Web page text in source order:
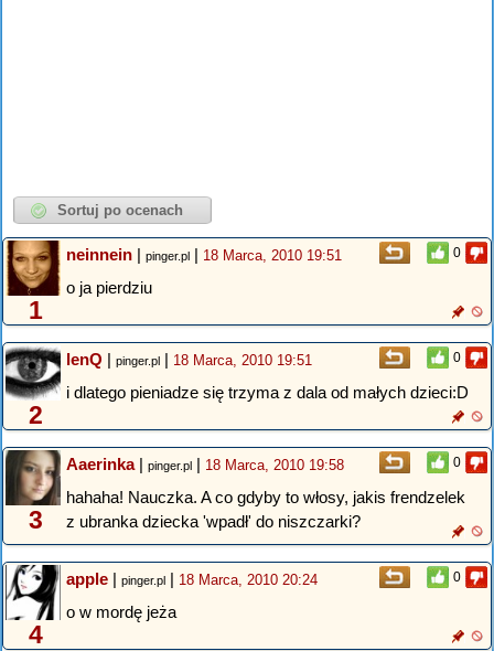
0
1
neinnein | pinger.pl | 18 Marca, 2010 19:51
o ja pierdziu
0
2
lenQ | pinger.pl | 18 Marca, 2010 19:51
i dlatego pieniadze się trzyma z dala od małych dzieci:D
0
3
Aaerinka| pinger.pl | 18 Marca, 2010 19:58
hahaha! Nauczka. A co gdyby to włosy, jakis frendzelek
z ubranka dziecka 'wpadł' do niszczarki?
0
4
apple | pinger.pl | 18 Marca, 2010 20:24
o w mordę jeża